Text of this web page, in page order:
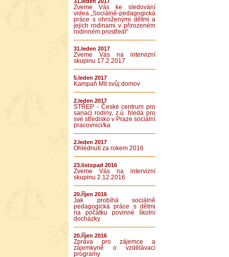
Zveme Vás ke sledování
videa „Sociálně-pedagogická
práce s ohroženými dětmi a
jejich rodinami v přirozeném
rodinném prostředí“
31.leden 2017
Zveme Vás na intervizní
skupinu 17.2.2017
5.leden 2017
Kampaň Mít svůj domov
2.leden 2017
STŘEP - České centrum pro
sanaci rodiny, z.ú. hledá pro
své středisko v Praze sociální
pracovnici/ka
2.leden 2017
Ohlédnutí za rokem 2016
23.listopad 2016
Zveme Vás na intervizní
skupinu 2.12.2016
20.říjen 2016
Jak probíhá sociálně
pedagogická práce s dětmi
na počátku povinné školní
docházky
20.říjen 2016
Zpráva pro zájemce a
zájemkyně o vzdělávací
programy